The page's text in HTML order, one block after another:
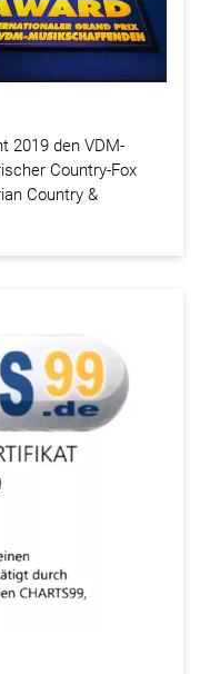
2019 den VDM-
Country-Fox
Country &